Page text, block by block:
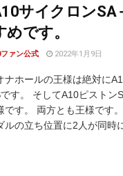
サイクロンSA
めです。
ァン公式 2022年1月9日
ナホールの王様は絶対に
す。 そしてA10ピストン
です。 両方とも王様です
ルの立ち位置に2人が同時